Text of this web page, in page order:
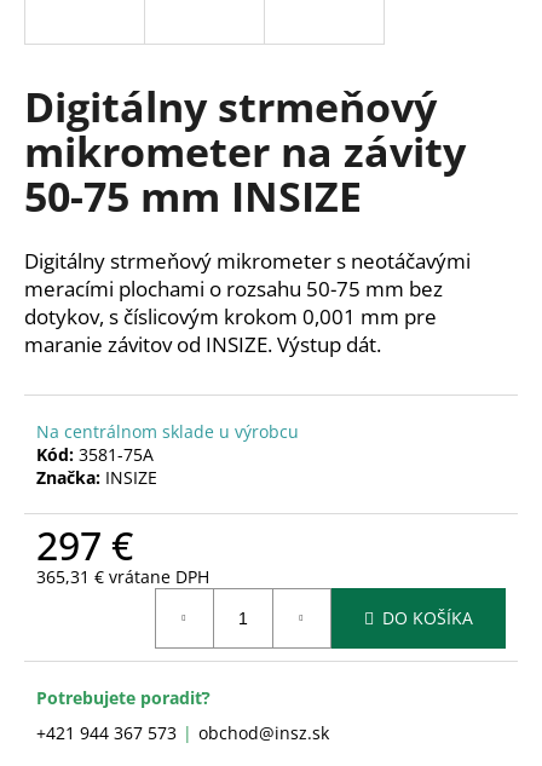
Digitálny strmeňový
mikrometer na závity
50-75 mm INSIZE
Digitálny strmeňový mikrometer s neotáčavými
meracími plochami o rozsahu 50-75 mm bez
dotykov, s číslicovým krokom 0,001 mm pre
maranie závitov od INSIZE. Výstup dát.
Na centrálnom sklade u výrobcu
Kód: 3581-75A
Značka: INSIZE
297 €
365,31 € vrátane DPH
DO KOŠÍKA
Potrebujete poradiť?
+421 944 367 573
obchod@insz.sk
s
ť
?
HĽADAŤ
O
p
o
ú
a